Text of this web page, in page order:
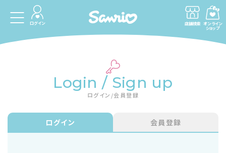
ログイン 店舗検索 オンライン
ショップ
Login / Sign up
ログイン/会員登録
ログイン 会員登録